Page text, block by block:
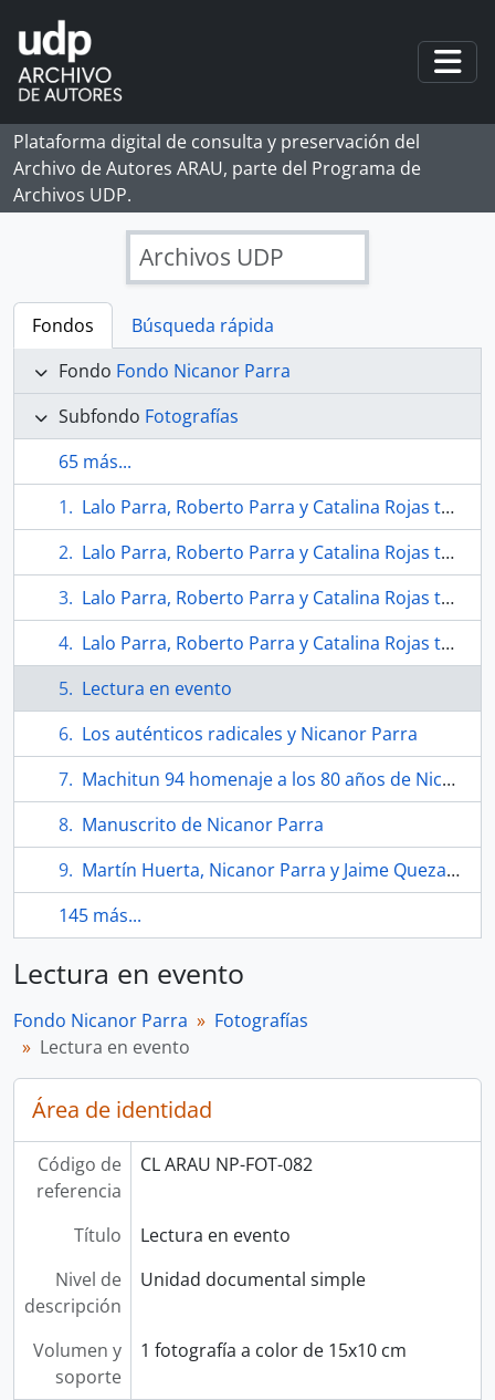
Skip to main content
Plataforma digital de consulta y preservación del
Archivo de Autores ARAU, parte del Programa de
Archivos UDP.
Archivos UDP
Fondos
Búsqueda rápida
Fondo Fondo Nicanor Parra
Subfondo Fotografías
65 más...
Lalo Parra, Roberto Parra y Catalina Rojas tocando guitarra en un evento
Lalo Parra, Roberto Parra y Catalina Rojas tocando guitarra en un evento
Lalo Parra, Roberto Parra y Catalina Rojas tocando guitarra en un evento
Lalo Parra, Roberto Parra y Catalina Rojas tocando guitarra en un evento
Lectura en evento
Los auténticos radicales y Nicanor Parra
Machitun 94 homenaje a los 80 años de Nicanor Parra
Manuscrito de Nicanor Parra
Martín Huerta, Nicanor Parra y Jaime Quezada
145 más...
Lectura en evento
Fondo Nicanor Parra
Fotografías
Lectura en evento
Área de identidad
Código de
referencia
CL ARAU NP-FOT-082
Título
Lectura en evento
Nivel de
descripción
Unidad documental simple
Volumen y
soporte
1 fotografía a color de 15x10 cm